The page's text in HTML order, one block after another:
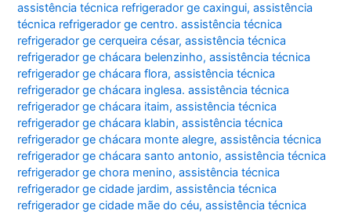
assistência técnica refrigerador ge caxingui,assistência
técnica refrigerador ge centro. assistência técnica
refrigerador ge cerqueira césar,assistência técnica
refrigerador ge chácara belenzinho,assistência técnica
refrigerador ge chácara flora,assistência técnica
refrigerador ge chácara inglesa. assistência técnica
refrigerador ge chácara itaim,assistência técnica
refrigerador ge chácara klabin,assistência técnica
refrigerador ge chácara monte alegre,assistência técnica
refrigerador ge chácara santo antonio,assistência técnica
refrigerador ge chora menino,assistência técnica
refrigerador ge cidade jardim,assistência técnica
refrigerador ge cidade mãe do céu,assistência técnica